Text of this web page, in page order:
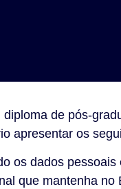
de pós-
apresentar os
os dados
que mantenha no